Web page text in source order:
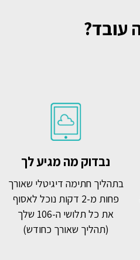
עובד?
נבדוק מה מגיע לך
בתהליך חתימה דיגיטלי שאורך
פחות מ-2 דקות נוכל לאסוף
את כל תלושי ה-106 שלך
(תהליך שאורך כחודש)